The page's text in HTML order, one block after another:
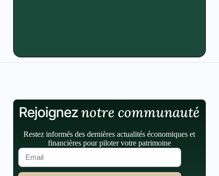
Rejoigneznotre communauté
Restez informés des dernières actualités économiques et
financières pour piloter votre patrimoine